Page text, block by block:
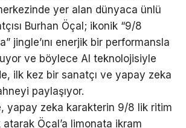
yer alan dünyaca ünlü
Burhan Öçal; ikonik “9/8
jingle’ını enerjik bir performansla
ve böylece AI teknolojisiyle
ilk kez bir sanatçı ve yapay zeka
paylaşıyor.
yapay zeka karakterin 9/8 lik ritim
Öçal’a limonata ikram